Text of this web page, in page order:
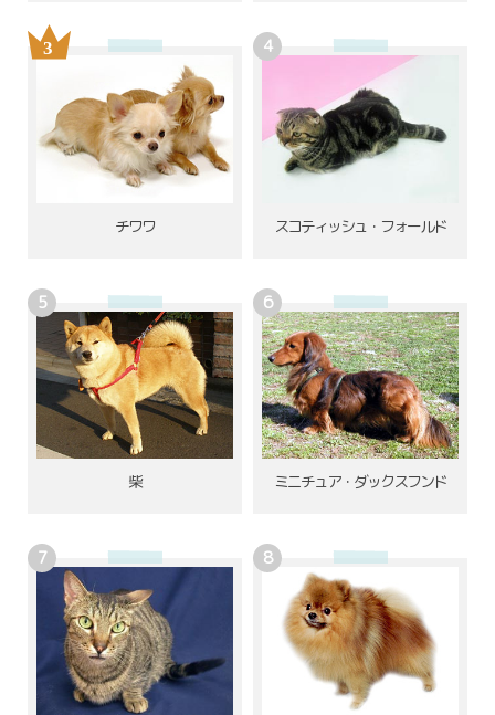
チワワ スコティッシュ・フォールド
柴 ミニチュア・ダックスフンド